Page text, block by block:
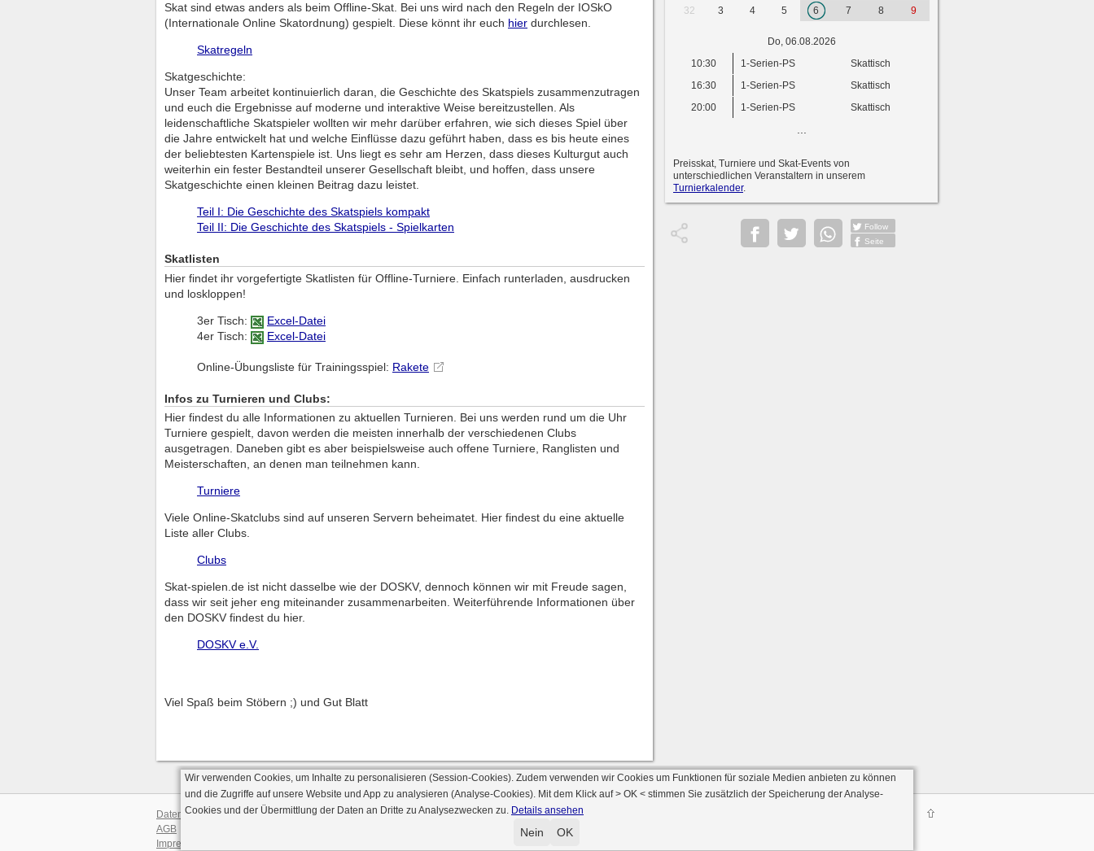
Skat sind etwas anders als beim Offline-Skat. Bei uns wird nach den Regeln der IOSkO
(Internationale Online Skatordnung) gespielt. Diese könnt ihr euch hier durchlesen.
Skatregeln
Skatgeschichte:
Unser Team arbeitet kontinuierlich daran, die Geschichte des Skatspiels zusammenzutragen
und euch die Ergebnisse auf moderne und interaktive Weise bereitzustellen. Als
leidenschaftliche Skatspieler wollten wir mehr darüber erfahren, wie sich dieses Spiel über
die Jahre entwickelt hat und welche Einflüsse dazu geführt haben, dass es bis heute eines
der beliebtesten Kartenspiele ist. Uns liegt es sehr am Herzen, dass dieses Kulturgut auch
weiterhin ein fester Bestandteil unserer Gesellschaft bleibt, und hoffen, dass unsere
Skatgeschichte einen kleinen Beitrag dazu leistet.
Teil I: Die Geschichte des Skatspiels kompakt
Teil II: Die Geschichte des Skatspiels - Spielkarten
Skatlisten
Hier findet ihr vorgefertigte Skatlisten für Offline-Turniere. Einfach runterladen, ausdrucken
und loskloppen!
3er Tisch:
Excel-Datei
4er Tisch:
Excel-Datei
Online-Übungsliste für Trainingsspiel: Rakete
Infos zu Turnieren und Clubs:
Hier findest du alle Informationen zu aktuellen Turnieren. Bei uns werden rund um die Uhr
Turniere gespielt, davon werden die meisten innerhalb der verschiedenen Clubs
ausgetragen. Daneben gibt es aber beispielsweise auch offene Turniere, Ranglisten und
Meisterschaften, an denen man teilnehmen kann.
Turniere
Viele Online-Skatclubs sind auf unseren Servern beheimatet. Hier findest du eine aktuelle
Liste aller Clubs.
Clubs
Skat-spielen.de ist nicht dasselbe wie der DOSKV, dennoch können wir mit Freude sagen,
dass wir seit jeher eng miteinander zusammenarbeiten. Weiterführende Informationen über
den DOSKV findest du hier.
DOSKV e.V.
Viel Spaß beim Stöbern ;) und Gut Blatt
32 3 4 5 6 7 8 9
Do, 06.08.2026
10:30
1-Serien-PS
Skattisch
16:30
1-Serien-PS
Skattisch
20:00
1-Serien-PS Skattisch
Preisskat, Turniere und Skat-Events von
unterschiedlichen Veranstaltern in unserem
Turnierkalender.
Follow
Seite
Datenschutz
AGB
Impressum
© 2000 - 2026 skat-spielen.de
· Serverversion: 2026 6.241 · registrierte Spieler: 501.031 ·
Wir verwenden Cookies, um Inhalte zu personalisieren (Session-Cookies). Zudem verwenden wir Cookies um Funktionen für soziale Medien anbieten zu können
und die Zugriffe auf unsere Website und App zu analysieren (Analyse-Cookies). Mit dem Klick auf> OK <stimmen Sie zusätzlich der Speicherung der Analyse-
Cookies und der Übermittlung der Daten an Dritte zu Analysezwecken zu. Details ansehen
Nein OK